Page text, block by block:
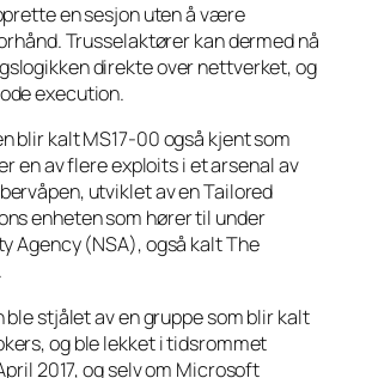
en sesjon uten å være
Trusselaktører kan dermed nå
direkte over nettverket, og
execution.
blir kalt MS17-00 også kjent som
en av flere exploits i et arsenal av
utviklet av en Tailored
enheten som hører til under
Agency (NSA), også kalt The
ble stjålet av en gruppe som blir kalt
og ble lekket i tidsrommet
2017, og selv om Microsoft